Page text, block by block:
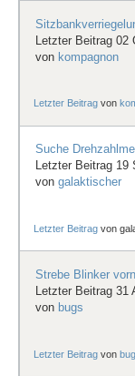
Letzter Beitrag 02
von kompagnon
Letzter Beitrag von
Suche
Letzter Beitrag 19
von galaktischer
Letzter Beitrag von
Strebe Blinker
Letzter Beitrag 31
von bugs
Letzter Beitrag von